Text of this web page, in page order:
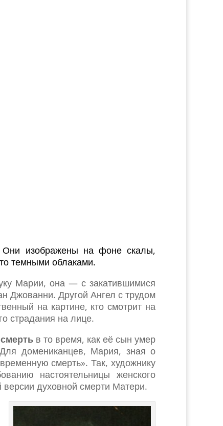
Они изображены на фоне скалы,
темными облаками.
Марии, она — с закатившимися
Джованни. Другой Ангел с трудом
на картине, кто смотрит на
страдания на лице.
в то время, как её сын умер
домениканцев, Мария, зная о
смерть». Так, художнику
настоятельницы женского
духовной смерти Матери.